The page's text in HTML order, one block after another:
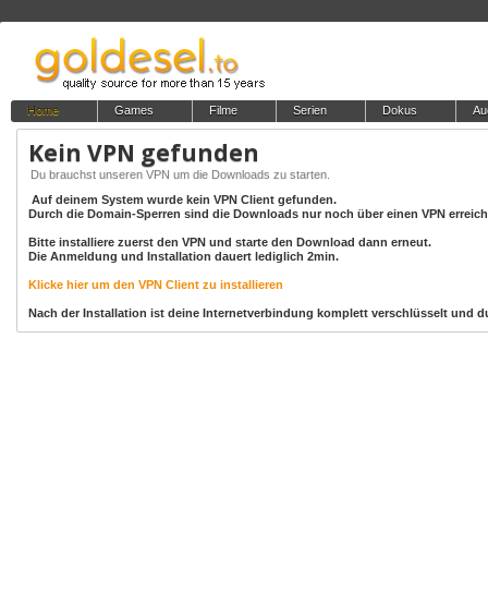
Home Games Filme Serien Dokus
Kein VPN gefunden
Du brauchst unseren VPN um die Downloads zu starten.
Auf deinem System wurde kein VPN Client gefunden.
Durch die Domain-Sperren sind die Downloads nur noch über einen VPN
Bitte installiere zuerst den VPN und starte den Download dann erneut.
Die Anmeldung und Installation dauert lediglich 2min.
Klicke hier um den VPN Client zu installieren
Nach der Installation ist deine Internetverbindung komplett verschlüsselt und